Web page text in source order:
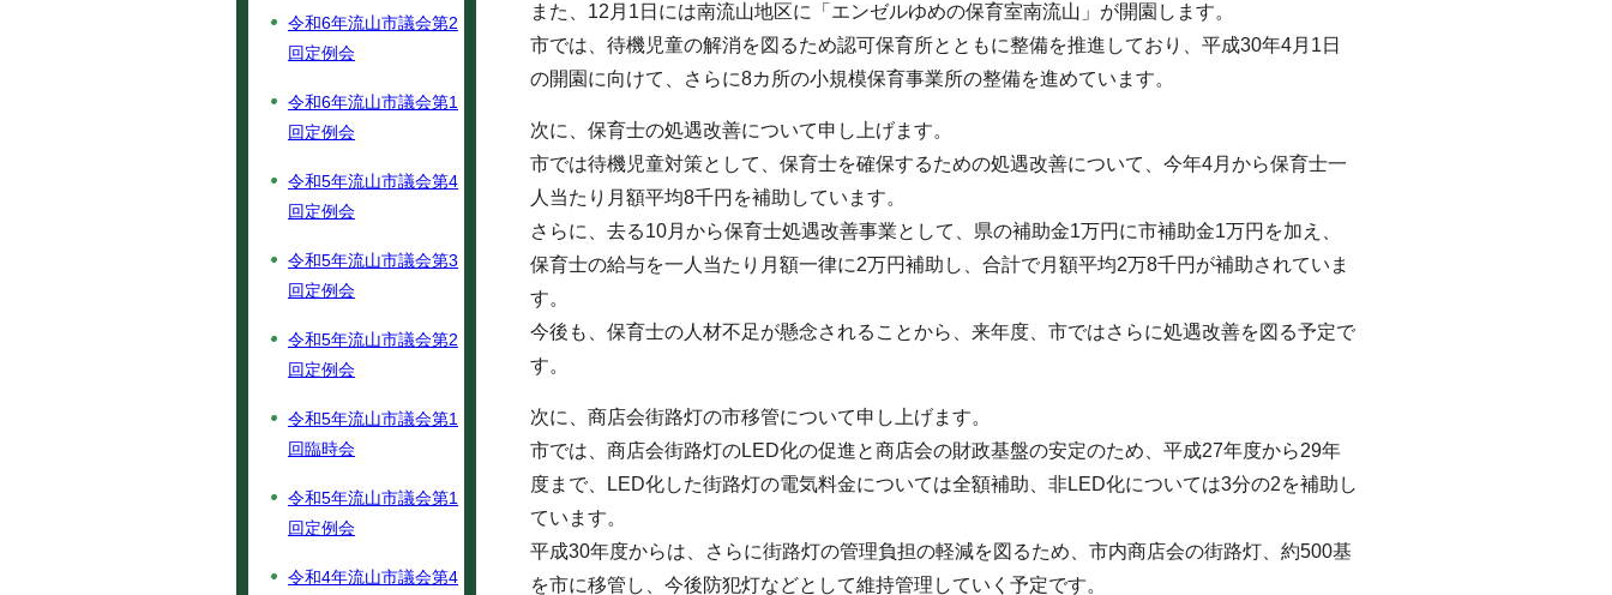
また、12月1日には南流山地区に「エンゼルゆめの保育室南流山」が開園します。
市では、待機児童の解消を図るため認可保育所とともに整備を推進しており、平成30年4月1日
の開園に向けて、さらに8カ所の小規模保育事業所の整備を進めています。
次に、保育士の処遇改善について申し上げます。
市では待機児童対策として、保育士を確保するための処遇改善について、今年4月から保育士一
人当たり月額平均8千円を補助しています。
さらに、去る10月から保育士処遇改善事業として、県の補助金1万円に市補助金1万円を加え、
保育士の給与を一人当たり月額一律に2万円補助し、合計で月額平均2万8千円が補助されていま
す。
今後も、保育士の人材不足が懸念されることから、来年度、市ではさらに処遇改善を図る予定で
す。
次に、商店会街路灯の市移管について申し上げます。
市では、商店会街路灯のLED化の促進と商店会の財政基盤の安定のため、平成27年度から29年
度まで、LED化した街路灯の電気料金については全額補助、非LED化については3分の2を補助し
ています。
平成30年度からは、さらに街路灯の管理負担の軽減を図るため、市内商店会の街路灯、約500基
を市に移管し、今後防犯灯などとして維持管理していく予定です。
令和6年流山市議会第2
回定例会
令和6年流山市議会第1
回定例会
令和5年流山市議会第4
回定例会
令和5年流山市議会第3
回定例会
令和5年流山市議会第2
回定例会
令和5年流山市議会第1
回臨時会
令和5年流山市議会第1
回定例会
令和4年流山市議会第4